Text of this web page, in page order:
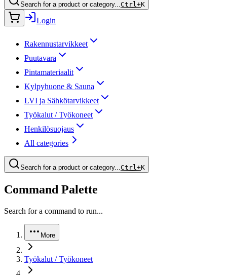
Search for a product or category...Ctrl+K
Login
Rakennustarvikkeet
Puutavara
Pintamateriaalit
Kylpyhuone & Sauna
LVI ja Sähkötarvikkeet
Työkalut / Työkoneet
Henkilösuojaus
All categories
Search for a product or category...Ctrl+K
Command Palette
Search for a command to run...
More
Työkalut / Työkoneet